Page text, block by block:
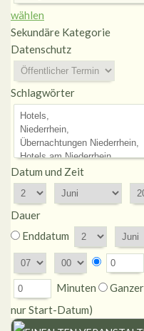
wählen
Sekundäre Kategorie
Datenschutz
Schlagwörter
Datum und Zeit
Dauer
Enddatum
Minuten
nur Start-Datum)